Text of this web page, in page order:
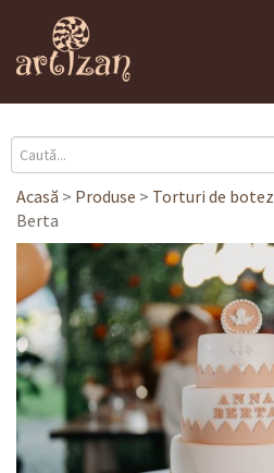
Acasă > Produse > Torturi de botez
Berta